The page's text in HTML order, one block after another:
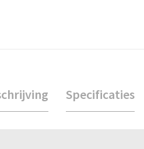
Specificaties